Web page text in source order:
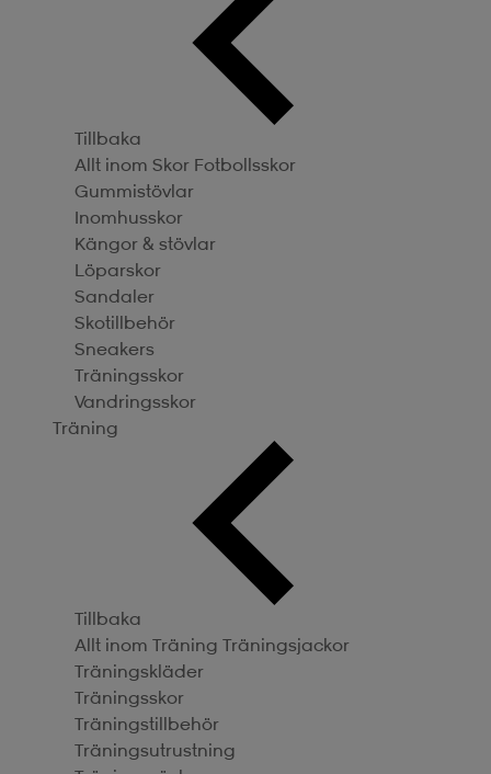
Tillbaka
Allt inom Skor Fotbollsskor
Gummistövlar
Inomhusskor
Kängor & stövlar
Löparskor
Sandaler
Skotillbehör
Sneakers
Träningsskor
Vandringsskor
Träning
Tillbaka
Allt inom Träning Träningsjackor
Träningskläder
Träningsskor
Träningstillbehör
Träningsutrustning